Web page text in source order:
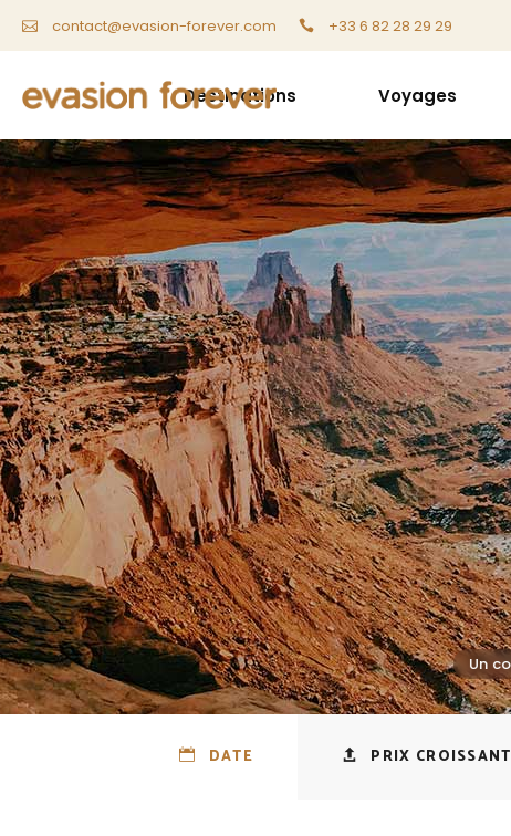
contact@evasion-forever.com +33 6 82 28 29 29
Destinations Voyages
DATE PRIX CROISSANT